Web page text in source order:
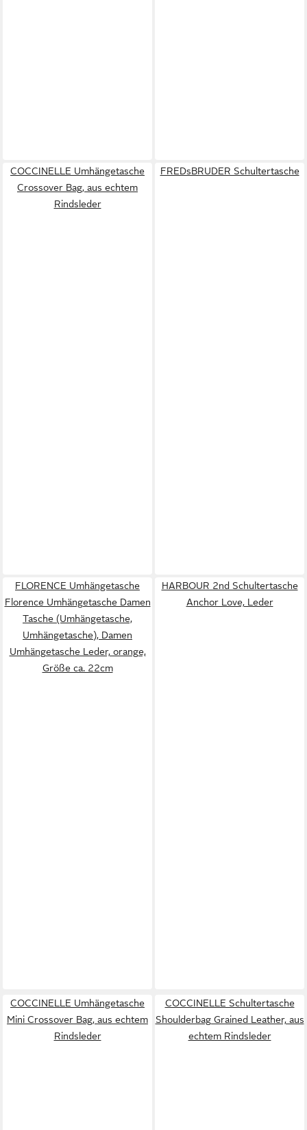
COCCINELLE Umhängetasche
Crossover Bag, aus echtem
Rindsleder
FREDsBRUDER Schultertasche
FLORENCE Umhängetasche
Florence Umhängetasche Damen
Tasche (Umhängetasche,
Umhängetasche), Damen
Umhängetasche Leder, orange,
Größe ca. 22cm
HARBOUR 2nd Schultertasche
Anchor Love, Leder
COCCINELLE Umhängetasche
Mini Crossover Bag, aus echtem
Rindsleder
COCCINELLE Schultertasche
Shoulderbag Grained Leather, aus
echtem Rindsleder